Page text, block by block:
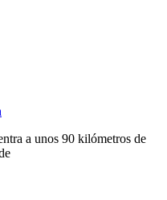
a unos 90 kilómetros de